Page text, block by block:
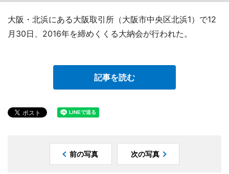
大阪・北浜にある大阪取引所（大阪市中央区北浜1）で12
月30日、2016年を締めくくる大納会が行われた。
記事を読む
前の写真 次の写真